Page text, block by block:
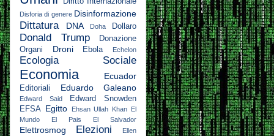
Disforia di genere Disinformazione
Dittatura DNA Doha Dollaro
Donald Trump
Donazione
Organi
Droni Ebola Echelon
Ecologia Sociale
Economia Ecuador
Editoriali Eduardo Galeano
Edward Said
Edward Snowden
EFSA Egitto Ehsan Ullah Khan El
Mundo
El Pais El Salvador
Elettrosmog Elezioni
Ellen